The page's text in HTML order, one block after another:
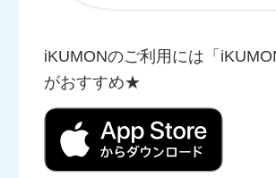
iKUMONのご利用には「
がおすすめ★